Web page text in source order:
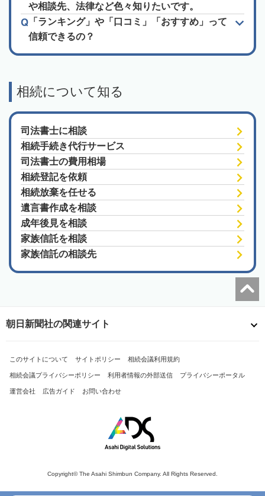
や相談先、法律など色々知りたいです。
「ランキング」や「口コミ」「おすすめ」って
信頼できるの？
相続について知る
司法書士に相談
相続手続き代行サービス
司法書士の費用相場
相続登記を依頼
相続放棄を任せる
遺言書作成を相談
成年後見を相談
家族信託を相談
家族信託の相談先
朝日新聞社の関連サイト
このサイトについて サイトポリシー 相続会議利用規約
相続会議プライバシーポリシー 利用者情報の外部送信 プライバシーポータル
運営会社 広告ガイド お問い合わせ
Copyright© The Asahi Shimbun Company. All Rights Reserved.